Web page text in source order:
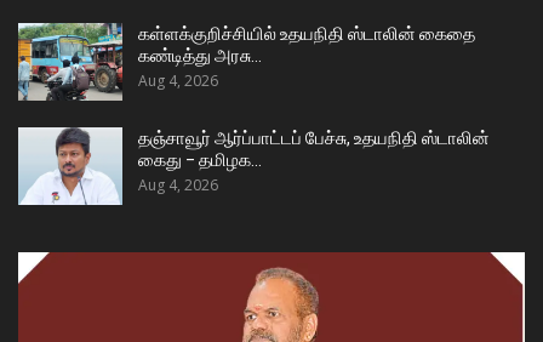
கள்ளக்குறிச்சியில் உதயநிதி ஸ்டாலின் கைதை
கண்டித்து அரசு…
Aug 4, 2026
தஞ்சாவூர் ஆர்ப்பாட்டப் பேச்சு, உதயநிதி ஸ்டாலின்
கைது – தமிழக…
Aug 4, 2026